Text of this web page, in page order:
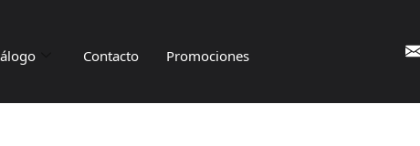
Contacto Promociones